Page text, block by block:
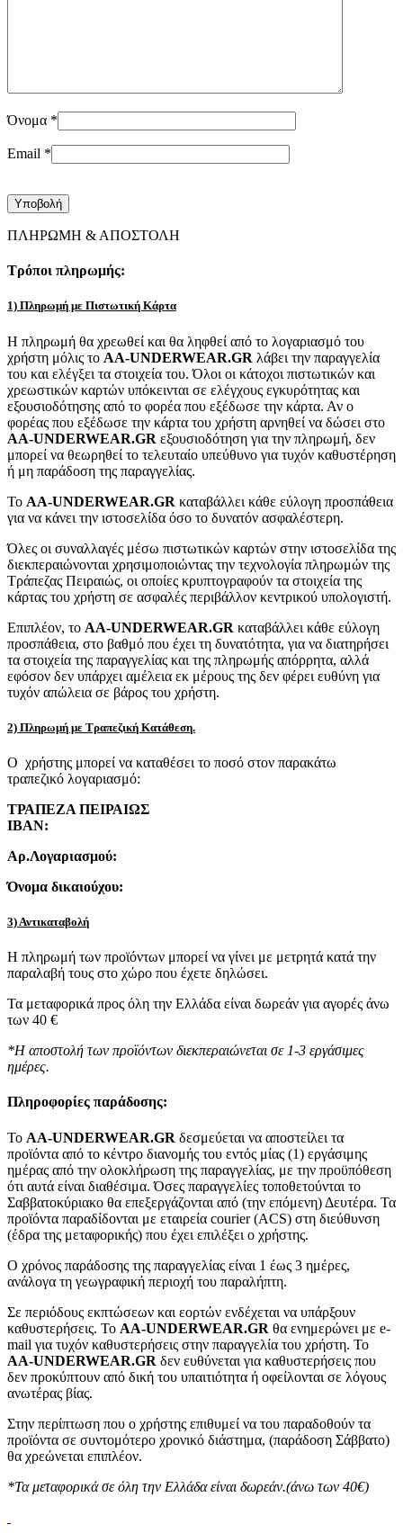
Όνομα *
Email *
ΠΛΗΡΩΜΗ & ΑΠΟΣΤΟΛΗ
Τρόποι πληρωμής:
1) Πληρωμή με Πιστωτική Κάρτα
Η πληρωμή θα χρεωθεί και θα ληφθεί από το λογαριασμό του
χρήστη μόλις το AA-UNDERWEAR.GR λάβει την παραγγελία
του και ελέγξει τα στοιχεία του. Όλοι οι κάτοχοι πιστωτικών και
χρεωστικών καρτών υπόκεινται σε ελέγχους εγκυρότητας και
εξουσιοδότησης από το φορέα που εξέδωσε την κάρτα. Αν ο
φορέας που εξέδωσε την κάρτα του χρήστη αρνηθεί να δώσει στο
AA-UNDERWEAR.GR εξουσιοδότηση για την πληρωμή, δεν
μπορεί να θεωρηθεί το τελευταίο υπεύθυνο για τυχόν καθυστέρηση
ή μη παράδοση της παραγγελίας.
Το AA-UNDERWEAR.GR καταβάλλει κάθε εύλογη προσπάθεια
για να κάνει την ιστοσελίδα όσο το δυνατόν ασφαλέστερη.
Όλες οι συναλλαγές μέσω πιστωτικών καρτών στην ιστοσελίδα της
διεκπεραιώνονται χρησιμοποιώντας την τεχνολογία πληρωμών της
Τράπεζας Πειραιώς, οι οποίες κρυπτογραφούν τα στοιχεία της
κάρτας του χρήστη σε ασφαλές περιβάλλον κεντρικού υπολογιστή.
Επιπλέον, το AA-UNDERWEAR.GR καταβάλλει κάθε εύλογη
προσπάθεια, στο βαθμό που έχει τη δυνατότητα, για να διατηρήσει
τα στοιχεία της παραγγελίας και της πληρωμής απόρρητα, αλλά
εφόσον δεν υπάρχει αμέλεια εκ μέρους της δεν φέρει ευθύνη για
τυχόν απώλεια σε βάρος του χρήστη.
2) Πληρωμή με Τραπεζική Κατάθεση.
Ο χρήστης μπορεί να καταθέσει το ποσό στον παρακάτω
τραπεζικό λογαριασμό:
ΤΡΑΠΕΖΑ ΠΕΙΡΑΙΩΣ
IBAN:
Αρ.Λογαριασμού:
Όνομα δικαιούχου:
3) Αντικαταβολή
Η πληρωμή των προϊόντων μπορεί να γίνει με μετρητά κατά την
παραλαβή τους στο χώρο που έχετε δηλώσει.
Τα μεταφορικά προς όλη την Ελλάδα είναι δωρεάν για αγορές άνω
των 40 €
*Η αποστολή των προϊόντων διεκπεραιώνεται σε 1-3 εργάσιμες
ημέρες.
Πληροφορίες παράδοσης:
To AA-UNDERWEAR.GR δεσμεύεται να αποστείλει τα
προϊόντα από το κέντρο διανομής του εντός μίας (1) εργάσιμης
ημέρας από την ολοκλήρωση της παραγγελίας, με την προϋπόθεση
ότι αυτά είναι διαθέσιμα. Όσες παραγγελίες τοποθετούνται το
Σαββατοκύριακο θα επεξεργάζονται από (την επόμενη) Δευτέρα. Τα
προϊόντα παραδίδονται με εταιρεία courier (ACS) στη διεύθυνση
(έδρα της μεταφορικής) που έχει επιλέξει ο χρήστης.
Ο χρόνος παράδοσης της παραγγελίας είναι 1 έως 3 ημέρες,
ανάλογα τη γεωγραφική περιοχή του παραλήπτη.
Σε περιόδους εκπτώσεων και εορτών ενδέχεται να υπάρξουν
καθυστερήσεις. Το AA-UNDERWEAR.GR θα ενημερώνει με e-
mail για τυχόν καθυστερήσεις στην παραγγελία του χρήστη. Το
AA-UNDERWEAR.GR δεν ευθύνεται για καθυστερήσεις που
δεν προκύπτουν από δική του υπαιτιότητα ή οφείλονται σε λόγους
ανωτέρας βίας.
Στην περίπτωση που ο χρήστης επιθυμεί να του παραδοθούν τα
προϊόντα σε συντομότερο χρονικό διάστημα, (παράδοση Σάββατο)
θα χρεώνεται επιπλέον.
*Τα μεταφορικά σε όλη την Ελλάδα είναι δωρεάν.(άνω των 40€)